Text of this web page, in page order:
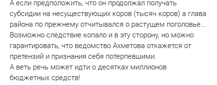
А если предположить, что он продолжал получать
субсидии на несуществующих коров (тысяч коров) а глава
района по прежнему отчитывался о растущем поголовье...
Возможно следствие копало и в эту сторону, но можно
гарантировать, что ведомство Ахметова откажется от
претензий и признания себя потерпевшими.
А веть речь может идти о десятках миллионов
бюджетных средств!